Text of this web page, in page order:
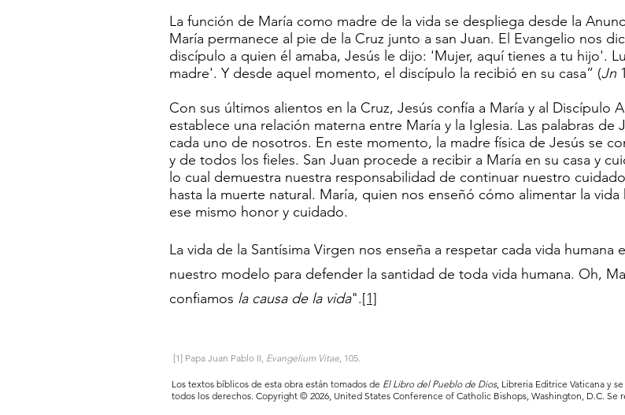
La función de María como madre de la vida se despliega desde la
María permanece al pie de la Cruz junto a san Juan. El Evangelio nos
discípulo a quien él amaba, Jesús le dijo: 'Mujer, aquí tienes a tu hijo'.
madre'. Y desde aquel momento, el discípulo la recibió en su casa” (Jn
Con sus últimos alientos en la Cruz, Jesús confía a María y al Discípulo
establece una relación materna entre María y la Iglesia. Las palabras de
cada uno de nosotros. En este momento, la madre física de Jesús se
y de todos los fieles. San Juan procede a recibir a María en su casa y
lo cual demuestra nuestra responsabilidad de continuar nuestro
hasta la muerte natural. María, quien nos enseñó cómo alimentar la
ese mismo honor y cuidado.
La vida de la Santísima Virgen nos enseña a respetar cada vida humana
nuestro modelo para defender la santidad de toda vida humana. Oh,
confiamos la causa de la vida".[1]
[1] Papa Juan Pablo II, Evangelium Vitae, 105.
Los textos bíblicos de esta obra están tomados de El Libro del Pueblo de Dios, Libreria Editrice Vaticana y
todos los derechos. Copyright © 2026, United States Conference of Catholic Bishops, Washington, D.C. Se